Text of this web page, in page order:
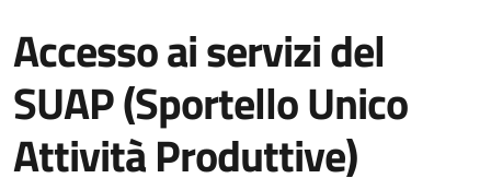
Accesso ai servizi del
SUAP (Sportello Unico
Attività Produttive)